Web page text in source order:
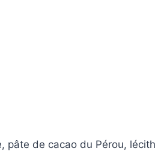
de cacao du Pérou,